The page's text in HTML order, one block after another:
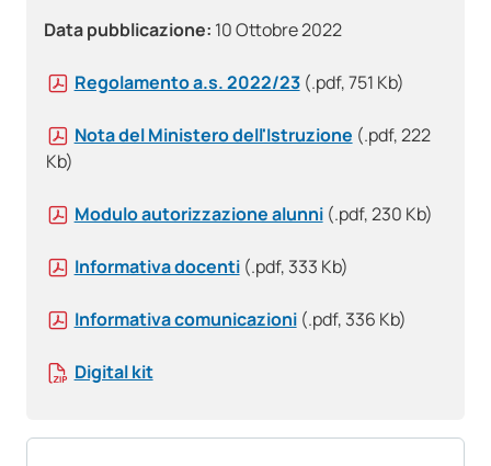
Data pubblicazione: 10 Ottobre 2022
Regolamento a.s. 2022/23 (.pdf, 751 Kb)
Nota del Ministero dell'Istruzione (.pdf, 222
Kb)
Modulo autorizzazione alunni (.pdf, 230 Kb)
Informativa docenti (.pdf, 333 Kb)
Informativa comunicazioni (.pdf, 336 Kb)
Digital kit